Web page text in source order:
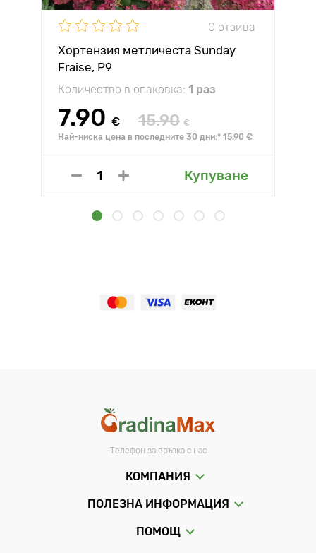
0 отзива
Хортензия метличеста Sunday
Fraise, P9
Количество в опаковка: 1 раз
7.90 € 15.90 €
Най-ниска цена в последните 30 дни:* 15.90 €
Купуване
Телефон за връзка с нас
КОМПАНИЯ
ПОЛЕЗНА ИНФОРМАЦИЯ
ПОМОЩ